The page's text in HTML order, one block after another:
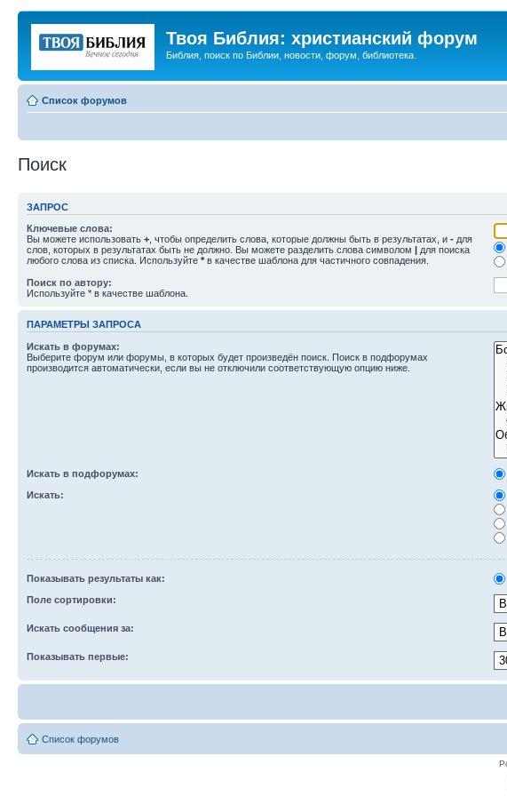
Твоя Библия: христианский форум
Библия, поиск по Библии, новости, форум, библиотека.
Список форумов
Поиск
ЗАПРОС
Ключевые слова:
Вы можете использовать + , чтобы определить слова, которые должны быть в результатах, и - для
слов, которых в результатах быть не должно. Вы можете разделить слова символом | для поиска
любого слова из списка. Используйте * в качестве шаблона для частичного совпадения.
Поиск по автору:
Используйте * в качестве шаблона.
ПАРАМЕТРЫ ЗАПРОСА
Искать в форумах:
Выберите форум или форумы, в которых будет произведён поиск. Поиск в подфорумах
производится автоматически, если вы не отключили соответствующую опцию ниже.
Искать в подфорумах:
Искать:
Показывать результаты как:
Поле сортировки:
Искать сообщения за:
Показывать первые:
Список форумов